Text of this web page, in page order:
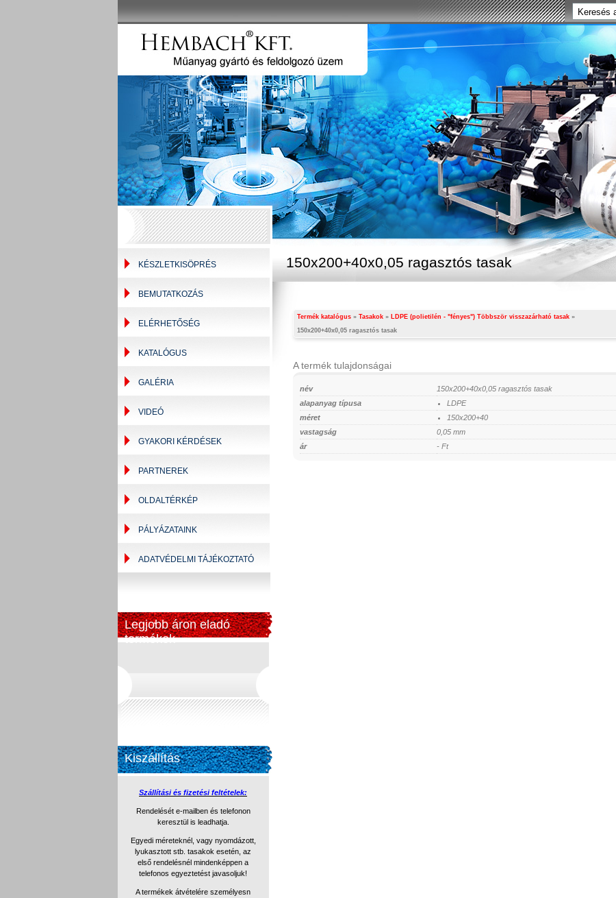
KÉSZLETKISÖPRÉS
BEMUTATKOZÁS
ELÉRHETŐSÉG
KATALÓGUS
GALÉRIA
VIDEÓ
GYAKORI KÉRDÉSEK
PARTNEREK
OLDALTÉRKÉP
PÁLYÁZATAINK
ADATVÉDELMI TÁJÉKOZTATÓ
Legjobb áron eladó
termékek
Kiszállítás
Szállítási és fizetési feltételek:
Rendelését e-mailben és telefonon
keresztül is leadhatja.
Egyedi méreteknél, vagy nyomdázott,
lyukasztott stb. tasakok esetén, az
első rendelésnél mindenképpen a
telefonos egyeztetést javasoljuk!
A termékek átvételére személyesn
150x200+40x0,05 ragasztós tasak
Termék katalógus » Tasakok » LDPE (polietilén - "fényes") Többször visszazárható tasak »
150x200+40x0,05 ragasztós tasak
A termék tulajdonságai
név
150x200+40x0,05 ragasztós tasak
alapanyag típusa
LDPE
méret
150x200+40
vastagság
0,05 mm
ár
- Ft